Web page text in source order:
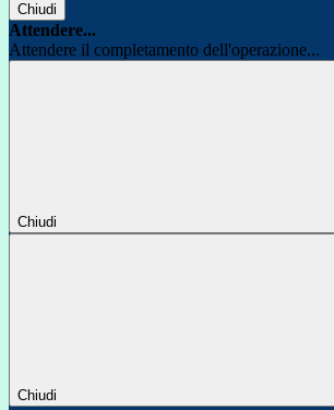
Chiudi
Attendere...
Attendere il completamento dell'operazione...
Chiudi
Chiudi